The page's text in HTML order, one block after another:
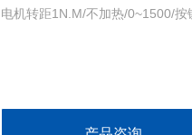
电机转距1N.M/不加热/0~1500/按